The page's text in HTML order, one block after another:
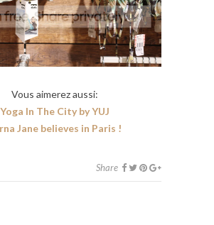
Vous aimerez aussi:
Yoga In The City by YUJ
Jane believes in Paris !
Share